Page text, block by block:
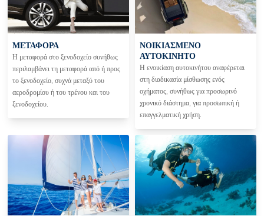
ΜΕΤΑΦΟΡΑ
Η μεταφορά στο ξενοδοχείο συνήθως
περιλαμβάνει τη μεταφορά από ή προς
το ξενοδοχείο, συχνά μεταξύ του
αεροδρομίου ή του τρένου και του
ξενοδοχείου.
ΝΟΙΚΙΑΣΜΈΝΟ
ΑΥΤΟΚΊΝΗΤΟ
Η ενοικίαση αυτοκινήτου αναφέρεται
στη διαδικασία μίσθωσης ενός
οχήματος, συνήθως για προσωρινό
χρονικό διάστημα, για προσωπική ή
επαγγελματική χρήση.